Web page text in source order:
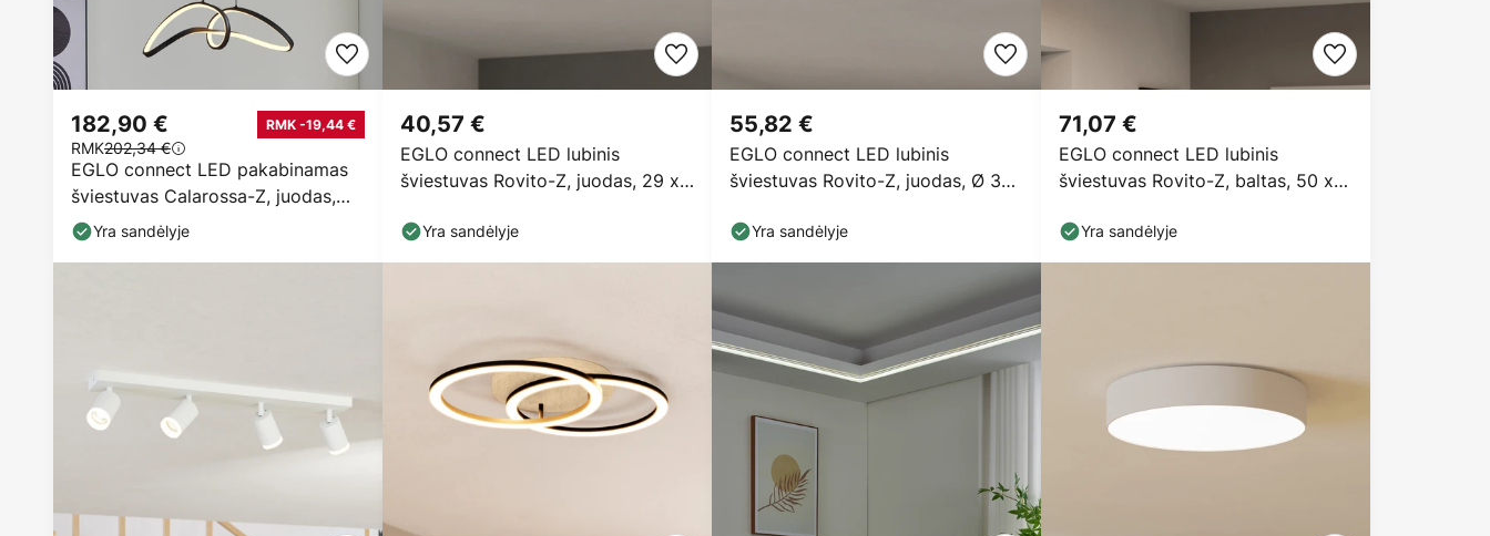
EGLO connect LED pakabinamas
šviestuvas Calarossa-Z, juodas,
aliuminis
182,90 € RMK -19,44 €
RMK202,34 €
Yra sandėlyje
EGLO connect LED lubinis
šviestuvas Rovito-Z, juodas, 29 x
40,57 €
Yra sandėlyje
EGLO connect LED lubinis
šviestuvas Rovito-Z, juodas, Ø 39
55,82 €
Yra sandėlyje
EGLO connect LED lubinis
šviestuvas Rovito-Z, baltas, 50 x
71,07 €
Yra sandėlyje